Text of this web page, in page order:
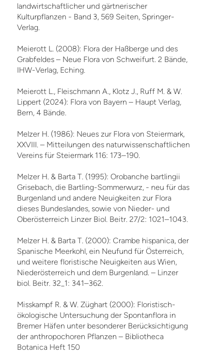
landwirtschaftlicher und gärtnerischer
Kulturpflanzen - Band 3, 569 Seiten, Springer-
Verlag.
Meierott L. (2008): Flora der Haßberge und des
Grabfeldes – Neue Flora von Schweifurt. 2 Bände,
IHW-Verlag, Eching.
Meierott L., Fleischmann A., Klotz J., Ruff M. & W.
Lippert (2024): Flora von Bayern – Haupt Verlag,
Bern, 4 Bände.
Melzer H. (1986): Neues zur Flora von Steiermark,
XXVIII. – Mitteilungen des naturwissenschaftlichen
Vereins für Steiermark 116: 173–190.
Melzer H. & Barta T. (1995): Orobanche bartlingii
Grisebach, die Bartling-Sommerwurz, - neu für das
Burgenland und andere Neuigkeiten zur Flora
dieses Bundeslandes, sowie von Nieder- und
Oberösterreich Linzer Biol. Beitr. 27/2: 1021–1043.
Melzer H. & Barta T. (2000): Crambe hispanica, der
Spanische Meerkohl, ein Neufund für Österreich,
und weitere floristische Neuigkeiten aus Wien,
Niederösterreich und dem Burgenland. – Linzer
biol. Beitr. 32_1: 341–362.
Misskampf R. & W. Züghart (2000): Floristisch-
ökologische Untersuchung der Spontanflora in
Bremer Häfen unter besonderer Berücksichtigung
der anthropochoren Pflanzen – Bibliotheca
Botanica Heft 150